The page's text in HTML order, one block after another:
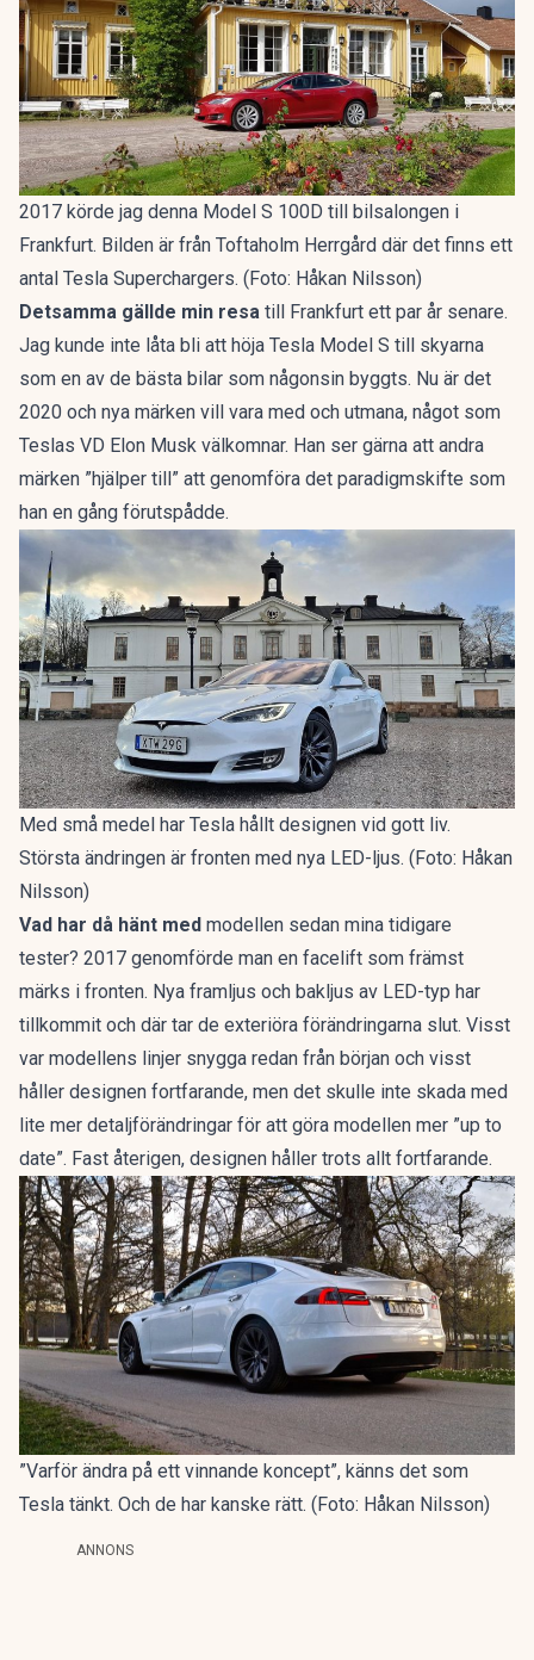
2017 körde jag denna Model S 100D till bilsalongen i
Frankfurt. Bilden är från Toftaholm Herrgård där det finns ett
antal Tesla Superchargers. (Foto: Håkan Nilsson)
Detsamma gällde min resa till Frankfurt ett par år senare.
Jag kunde inte låta bli att höja Tesla Model S till skyarna
som en av de bästa bilar som någonsin byggts. Nu är det
2020 och nya märken vill vara med och utmana, något som
Teslas VD Elon Musk välkomnar. Han ser gärna att andra
märken ”hjälper till” att genomföra det paradigmskifte som
han en gång förutspådde.
Med små medel har Tesla hållt designen vid gott liv.
Största ändringen är fronten med nya LED-ljus. (Foto: Håkan
Nilsson)
Vad har då hänt med modellen sedan mina tidigare
tester? 2017 genomförde man en facelift som främst
märks i fronten. Nya framljus och bakljus av LED-typ har
tillkommit och där tar de exteriöra förändringarna slut. Visst
var modellens linjer snygga redan från början och visst
håller designen fortfarande, men det skulle inte skada med
lite mer detaljförändringar för att göra modellen mer ”up to
date”. Fast återigen, designen håller trots allt fortfarande.
”Varför ändra på ett vinnande koncept”, känns det som
Tesla tänkt. Och de har kanske rätt. (Foto: Håkan Nilsson)
ANNONS